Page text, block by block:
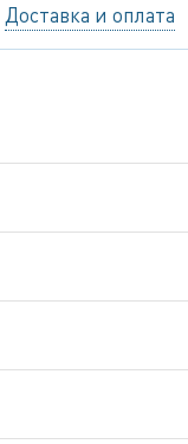
Доставка и оплата